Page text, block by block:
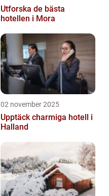
Utforska de bästa
hotellen i Mora
02 november 2025
Upptäck charmiga hotell i
Halland